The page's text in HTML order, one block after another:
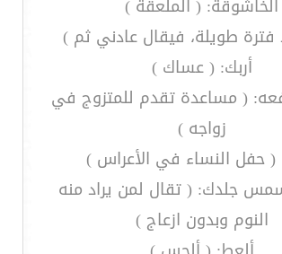
الخاشوقة: ( الملعقة )
طويلة، فيقال عادني ثم )
أربك: ( عساك )
( مساعدة تقدم للمتزوج في
زواجه )
حفل النساء في الأعراس )
جلدك: ( تقال لمن يراد منه
النوم وبدون ازعاج )